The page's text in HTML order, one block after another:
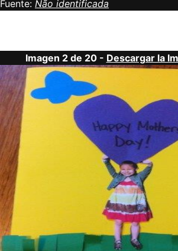
Fuente: Não identificada
Imagen 2 de 20 - Descargar la